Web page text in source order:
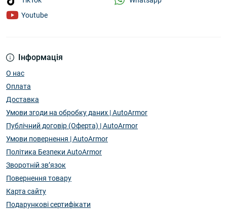
Інформація
О нас
Оплата
Доставка
Умови згоди на обробку даних | AutoArmor
Публічний договір (Оферта) | AutoArmor
Умови повернення | AutoArmor
Політика Безпеки AutoArmor
Зворотній зв’язок
Повернення товару
Карта сайту
Подарункові сертифікати
Youtube